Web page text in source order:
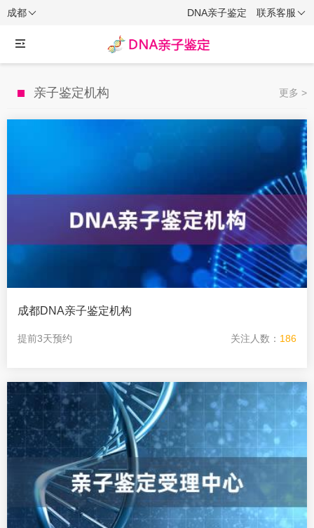
成都 DNA亲子鉴定 联系客服
亲子鉴定机构 更多 >
成都DNA亲子鉴定机构
提前3天预约 关注人数： 186